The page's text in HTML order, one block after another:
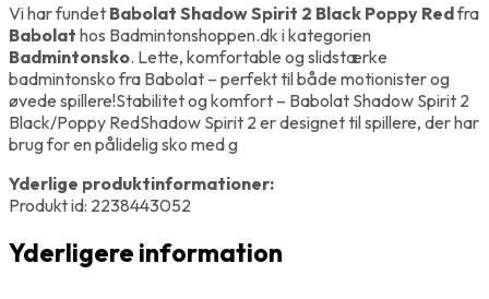
Vi har fundet Babolat Shadow Spirit 2 Black Poppy Redfra
Babolat hos Badmintonshoppen.dk i kategorien
Badmintonsko. Lette, komfortable og slidstærke
badmintonsko fra Babolat – perfekt til både motionister og
øvede spillere!Stabilitet og komfort – Babolat Shadow Spirit 2
Black/Poppy RedShadow Spirit 2 er designet til spillere, der har
brug for en pålidelig sko med g
Yderlige produktinformationer:
Produkt id: 2238443052
Yderligere information